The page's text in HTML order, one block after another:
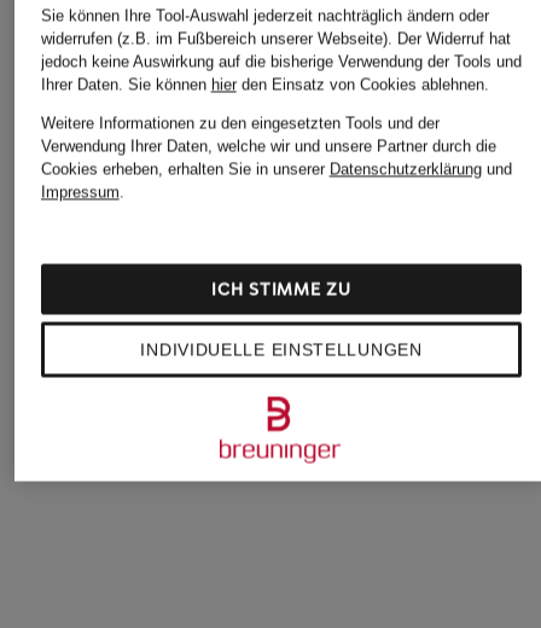
T-Shirt
T-shirt
59 €
Y-3 PREMIUM
120 €
Sie können Ihre Tool-Auswahl jederzeit nachträglich ändern oder
widerrufen (z.B. im Fußbereich unserer Webseite). Der Widerruf hat
jedoch keine Auswirkung auf die bisherige Verwendung der Tools und
Ihrer Daten. Sie können hierden Einsatz von Cookies ablehnen.
Weitere Informationen zu den eingesetzten Tools und der
Verwendung Ihrer Daten, welche wir und unsere Partner durch die
Cookies erheben, erhalten Sie in unserer Datenschutzerklärungund
Impressum.
INDIVIDUELLE EINSTELLUNGEN
ICH STIMME ZU